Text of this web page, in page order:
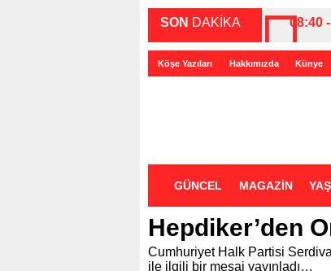
SON DAKİKA 08:40 -
00:27 -
00:35 -
Köşe Yazıları Hakkımızda Künye
GÜNCEL MAGAZİN
Hepdiker’den
Cumhuriyet Halk Partisi
ile ilgili bir mesaj yayınladı…